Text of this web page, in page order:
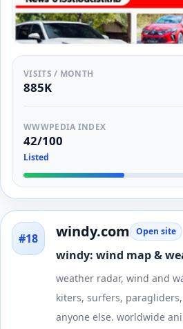
VISITS / MONTH
885K
WWWPEDIA INDEX
42/100
Listed
#18 windy.com Open site
windy: wind map &
weather radar, wind and
kiters, surfers,
anyone else. worldwide